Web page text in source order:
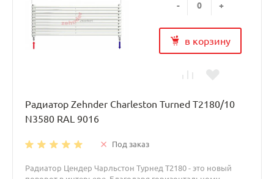
- +
в корзину
Радиатор Zehnder Charleston Turned T2180/10
N3580 RAL 9016
Под заказ
Радиатор Цендер Чарльстон Турнед T2180 - это новый